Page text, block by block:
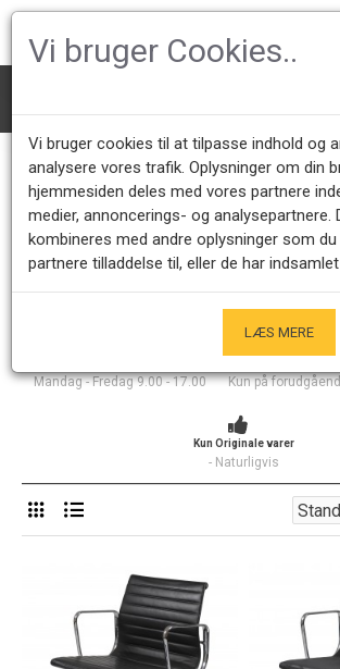
Charles Eames stole
Her finder du vores udvalg af nye og brugte
forskellige varianter. Vi har alt fra Eames
konferencestole, i både læder, Plastic og stof
Eames stole er originale og produceret hos
Mandag - Fredag 9.00 - 17.00 Kun på
Kun Originale varer
- Naturligvis
Vi bruger Cookies..
Vi bruger cookies til at tilpasse indhold og
analysere vores trafik. Oplysninger om din
hjemmesiden deles med vores partnere
medier, annoncerings- og analysepartnere.
kombineres med andre oplysninger som
partnere tilladdelse til, eller de har
LÆS MERE